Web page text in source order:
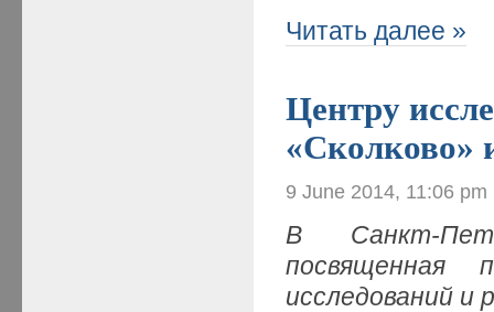
Читать далее »
Центру
«Сколково»
9 June 2014, 11:06 pm
В Санкт-
посвященная
исследований и